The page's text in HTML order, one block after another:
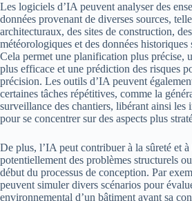
Les logiciels d’IA peuvent analyser des
données provenant de diverses sources,
architecturaux, des sites de construction,
météorologiques et des données
Cela permet une planification plus précise,
plus efficace et une prédiction des risques
précision. Les outils d’IA peuvent
certaines tâches répétitives, comme la
surveillance des chantiers, libérant ainsi les
pour se concentrer sur des aspects plus
De plus, l’IA peut contribuer à la sûreté et
potentiellement des problèmes structurels
début du processus de conception. Par
peuvent simuler divers scénarios pour
environnemental d’un bâtiment avant sa